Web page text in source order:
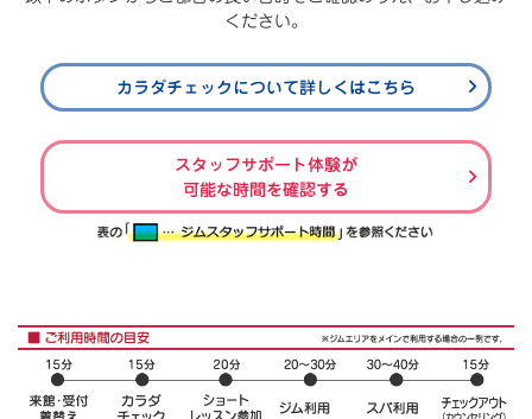
ください。
カラダチェックについて詳しくはこちら
スタッフサポート体験が
可能な時間を確認する